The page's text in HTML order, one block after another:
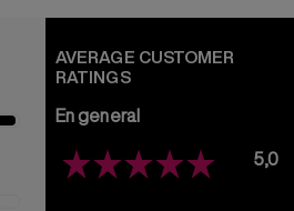
AVERAGE CUSTOMER
RATINGS
En general
5,0